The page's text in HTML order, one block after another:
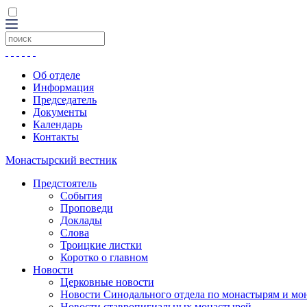
Об отделе
Информация
Председатель
Документы
Календарь
Контакты
Монастырский вестник
Предстоятель
События
Проповеди
Доклады
Слова
Троицкие листки
Коротко о главном
Новости
Церковные новости
Новости Синодального отдела по монастырям и